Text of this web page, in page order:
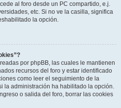
al foro desde un PC compartido, e.j.
etc. Si no ve la casilla, significa
la opción.
por phpBB, las cuales le mantienen
recursos del foro y estar identificado
como leer el seguimiento de la
la administración ha habilitado la opción.
o salida del foro, borrar las cookies